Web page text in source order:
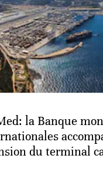
la Banque
du terminal